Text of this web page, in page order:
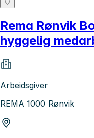
Rema Rønvik
hyggelig
Arbeidsgiver
REMA 1000 Rønvik